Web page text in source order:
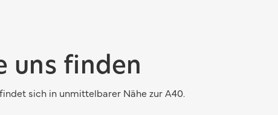
uns finden
sich in unmittelbarer Nähe zur A40.